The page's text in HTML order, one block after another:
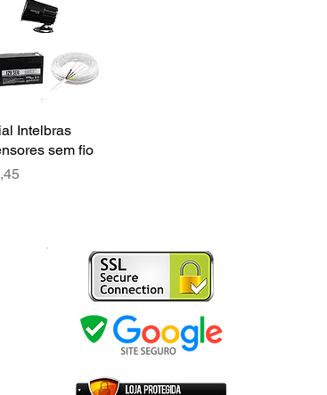
Intelbras
sem fio